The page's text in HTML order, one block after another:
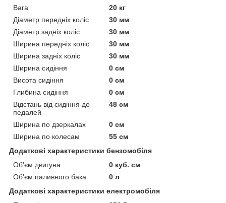
Вага
20 кг
Діаметр передніх коліс
30 мм
Діаметр задніх коліс
30 мм
Ширина передніх коліс
30 мм
Ширина задніх коліс
30 мм
Ширина сидіння
0 см
Висота сидіння
0 см
Глибина сидіння
0 см
Відстань від сидіння до
педалей
48 см
Ширина по дзеркалах
0 см
Ширина по колесам
55 см
Додаткові характеристики бензомобіля
Об'єм двигуна
0 куб. см
Об'єм паливного бака
0 л
Додаткові характеристики електромобіля